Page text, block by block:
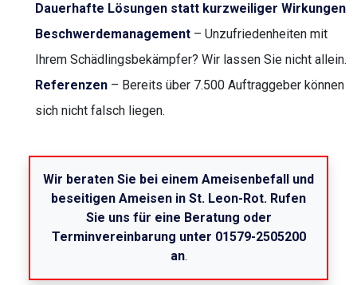
Dauerhafte Lösungen statt kurzweiliger Wirkungen
Beschwerdemanagement – Unzufriedenheiten mit
Ihrem Schädlingsbekämpfer? Wir lassen Sie nicht allein.
Referenzen – Bereits über 7.500 Auftraggeber können
sich nicht falsch liegen.
Wir beraten Sie bei einem Ameisenbefall und
beseitigen Ameisen in St. Leon-Rot. Rufen
Sie uns für eine Beratung oder
Terminvereinbarung unter 01579-2505200
an.